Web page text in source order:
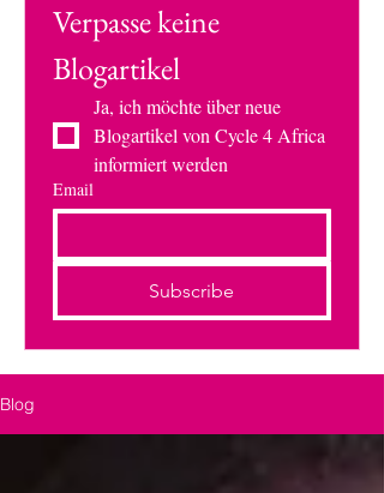
Verpasse keine
Blogartikel
Ja, ich möchte über neue
Blogartikel von Cycle 4 Africa
informiert werden
Email
Subscribe
Blog